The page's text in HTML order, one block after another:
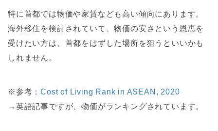
特に首都では物価や家賃なども高い傾向にあります。
海外移住を検討されていて、物価の安さという恩恵を
受けたい方は、首都をはずした場所を狙うといいかも
しれません。
※参考：Cost of Living Rank in ASEAN, 2020
→英語記事ですが、物価がランキングされています。